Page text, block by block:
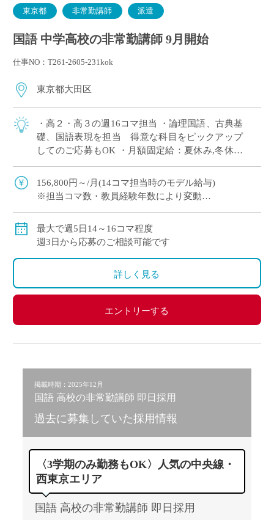
東京都 非常勤講師 派遣
国語 中学高校の非常勤講師 9月開始
仕事NO：T261-2605-231kok
東京都大田区
・高２・高３の週16コマ担当 ・論理国語、古典基
礎、国語表現を担当 得意な科目をピックアップ
してのご応募もOK ・月額固定給：夏休み,冬休み
日は7限授業あり(15:55終 […]
156,800円～/月(14コマ担当時のモデル給与)
※担当コマ数・教員経験年数により変動
最大で週5日14～16コマ程度
週3日から応募のご相談可能です
詳しく見る
エントリーする
掲載時期：2025年12月
国語 高校の非常勤講師 即日採用
過去に募集していた採用情報
〈3学期のみ勤務もOK〉人気の中央線・
西東京エリア
国語 高校の非常勤講師 即日採用